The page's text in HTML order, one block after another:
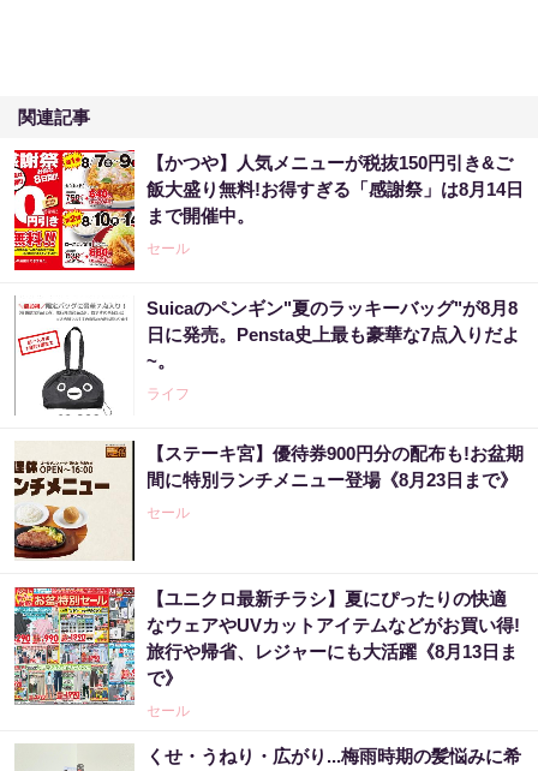
関連記事
【かつや】人気メニューが税抜150円引き&ご
飯大盛り無料!お得すぎる「感謝祭」は8月14日
まで開催中。
セール
Suicaのペンギン"夏のラッキーバッグ"が8月8
日に発売。Pensta史上最も豪華な7点入りだよ
~。
ライフ
【ステーキ宮】優待券900円分の配布も!お盆期
間に特別ランチメニュー登場《8月23日まで》
セール
【ユニクロ最新チラシ】夏にぴったりの快適
なウェアやUVカットアイテムなどがお買い得!
旅行や帰省、レジャーにも大活躍《8月13日ま
で》
セール
くせ・うねり・広がり...梅雨時期の髪悩みに希